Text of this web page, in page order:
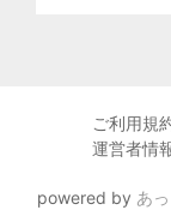
ご利用規
運営者情
powered by あ